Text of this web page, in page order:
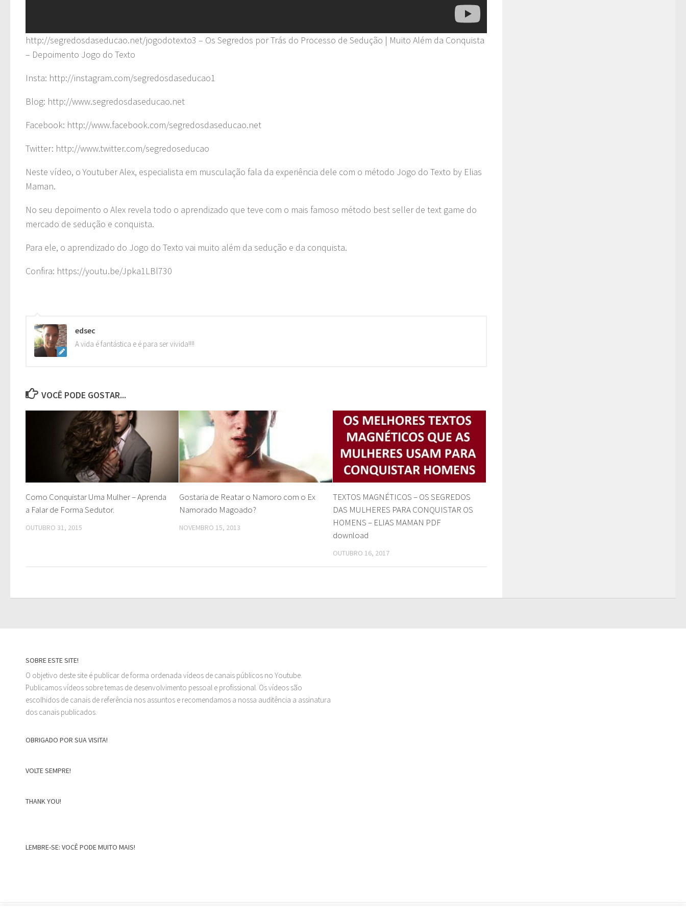
http://segredosdaseducao.net/jogodotexto3 – Os Segredos por Trás do Processo de Sedução | Muito Além da Conquista
– Depoimento Jogo do Texto
Insta: http://instagram.com/segredosdaseducao1
Blog: http://www.segredosdaseducao.net
Facebook: http://www.facebook.com/segredosdaseducao.net
Twitter: http://www.twitter.com/segredoseducao
Neste vídeo, o Youtuber Alex, especialista em musculação fala da experiência dele com o método Jogo do Texto by Elias
Maman.
No seu depoimento o Alex revela todo o aprendizado que teve com o mais famoso método best seller de text game do
mercado de sedução e conquista.
Para ele, o aprendizado do Jogo do Texto vai muito além da sedução e da conquista.
Confira: https://youtu.be/Jpka1LBl730
edsec
A vida é fantástica e é para ser vivida!!!!
VOCÊ PODE GOSTAR...
Como Conquistar Uma Mulher – Aprenda
a Falar de Forma Sedutor.
OUTUBRO 31, 2015
Gostaria de Reatar o Namoro com o Ex
Namorado Magoado?
NOVEMBRO 15, 2013
TEXTOS MAGNÉTICOS – OS SEGREDOS
DAS MULHERES PARA CONQUISTAR OS
HOMENS – ELIAS MAMAN PDF
download
OUTUBRO 16, 2017
SOBRE ESTE SITE!
O objetivo deste site é publicar de forma ordenada vídeos de canais públicos no Youtube.
Publicamos vídeos sobre temas de desenvolvimento pessoal e profissional. Os vídeos são
escolhidos de canais de referência nos assuntos e recomendamos a nossa auditência a assinatura
dos canais publicados.
OBRIGADO POR SUA VISITA!
VOLTE SEMPRE!
THANK YOU!
LEMBRE-SE: VOCÊ PODE MUITO MAIS!